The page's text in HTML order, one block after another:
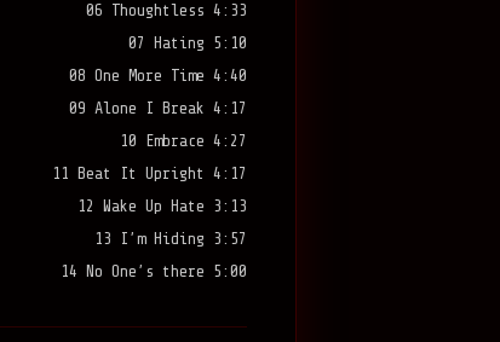
06 Thoughtless 4:33
07 Hating 5:10
08 One More Time 4:40
09 Alone I Break 4:17
10 Embrace 4:27
11 Beat It Upright 4:17
12 Wake Up Hate 3:13
13 I’m Hiding 3:57
14 No One’s there 5:00